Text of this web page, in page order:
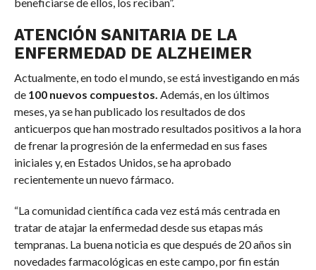
ATENCIÓN SANITARIA DE LA
ENFERMEDAD DE ALZHEIMER
Actualmente, en todo el mundo, se está investigando en más
de100 nuevos compuestos. Además, en los últimos
meses, ya se han publicado los resultados de dos
anticuerpos que han mostrado resultados positivos a la hora
de frenar la progresión de la enfermedad en sus fases
iniciales y, en Estados Unidos, se ha aprobado
recientemente un nuevo fármaco.
“La comunidad científica cada vez está más centrada en
tratar de atajar la enfermedad desde sus etapas más
tempranas. La buena noticia es que después de 20 años sin
novedades farmacológicas en este campo, por fin están